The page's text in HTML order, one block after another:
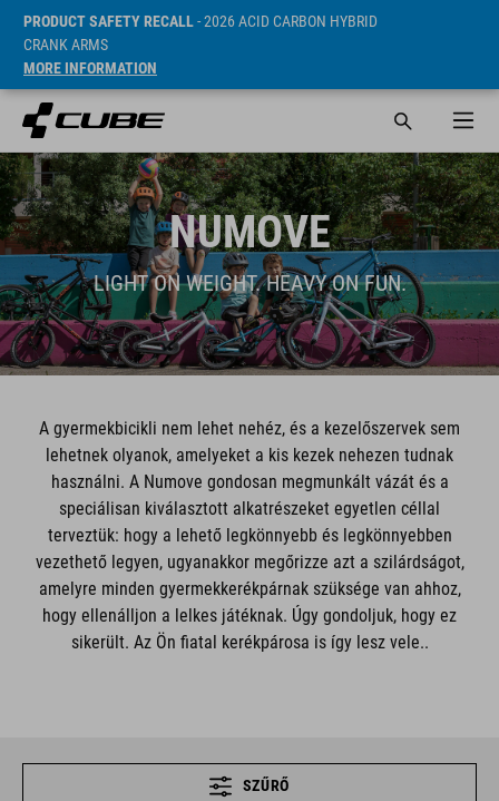
PRODUCT SAFETY RECALL- 2026 ACID CARBON HYBRID
CRANK ARMS
MORE INFORMATION
NUMOVE
LIGHT ON WEIGHT. HEAVY ON FUN.
A gyermekbicikli nem lehet nehéz, és a kezelőszervek sem
lehetnek olyanok, amelyeket a kis kezek nehezen tudnak
használni. A Numove gondosan megmunkált vázát és a
speciálisan kiválasztott alkatrészeket egyetlen céllal
terveztük: hogy a lehető legkönnyebb és legkönnyebben
vezethető legyen, ugyanakkor megőrizze azt a szilárdságot,
amelyre minden gyermekkerékpárnak szüksége van ahhoz,
hogy ellenálljon a lelkes játéknak. Úgy gondoljuk, hogy ez
sikerült. Az Ön fiatal kerékpárosa is így lesz vele..
SZŰRŐ